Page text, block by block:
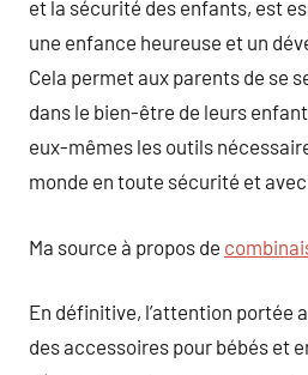
et la sécurité des enfants, est
une enfance heureuse et un
Cela permet aux parents de se
dans le bien-être de leurs
eux-mêmes les outils
monde en toute sécurité et
Ma source à propos de
En définitive, l’attention portée
des accessoires pour bébés et